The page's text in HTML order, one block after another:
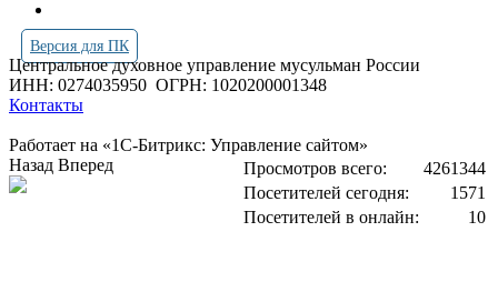
Версия для ПК
Центральное духовное управление мусульман России
ИНН: 0274035950 ОГРН: 1020200001348
Контакты
Работает на «1С-Битрикс: Управление сайтом»
Просмотров всего:
4261344
Посетителей сегодня:
1571
Посетителей в онлайн:
10
Назад Вперед